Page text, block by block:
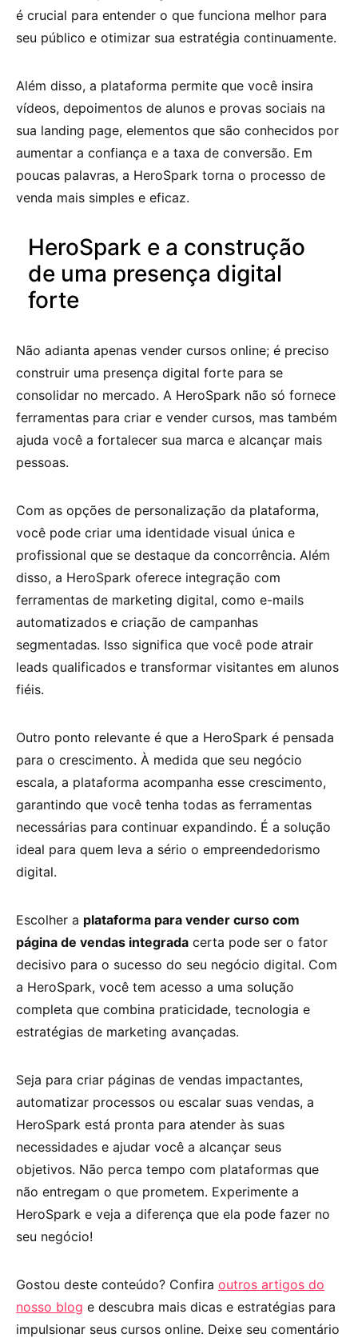
é crucial para entender o que funciona melhor para
seu público e otimizar sua estratégia continuamente.
Além disso, a plataforma permite que você insira
vídeos, depoimentos de alunos e provas sociais na
sua landing page, elementos que são conhecidos por
aumentar a confiança e a taxa de conversão. Em
poucas palavras, a HeroSpark torna o processo de
venda mais simples e eficaz.
HeroSpark e a construção
de uma presença digital
forte
Não adianta apenas vender cursos online; é preciso
construir uma presença digital forte para se
consolidar no mercado. A HeroSpark não só fornece
ferramentas para criar e vender cursos, mas também
ajuda você a fortalecer sua marca e alcançar mais
pessoas.
Com as opções de personalização da plataforma,
você pode criar uma identidade visual única e
profissional que se destaque da concorrência. Além
disso, a HeroSpark oferece integração com
ferramentas de marketing digital, como e-mails
automatizados e criação de campanhas
segmentadas. Isso significa que você pode atrair
leads qualificados e transformar visitantes em alunos
fiéis.
Outro ponto relevante é que a HeroSpark é pensada
para o crescimento. À medida que seu negócio
escala, a plataforma acompanha esse crescimento,
garantindo que você tenha todas as ferramentas
necessárias para continuar expandindo. É a solução
ideal para quem leva a sério o empreendedorismo
digital.
Escolher a plataforma para vender curso com
página de vendas integrada certa pode ser o fator
decisivo para o sucesso do seu negócio digital. Com
a HeroSpark, você tem acesso a uma solução
completa que combina praticidade, tecnologia e
estratégias de marketing avançadas.
Seja para criar páginas de vendas impactantes,
automatizar processos ou escalar suas vendas, a
HeroSpark está pronta para atender às suas
necessidades e ajudar você a alcançar seus
objetivos. Não perca tempo com plataformas que
não entregam o que prometem. Experimente a
HeroSpark e veja a diferença que ela pode fazer no
seu negócio!
Gostou deste conteúdo? Confira outros artigos do
nosso blog e descubra mais dicas e estratégias para
impulsionar seus cursos online. Deixe seu comentário